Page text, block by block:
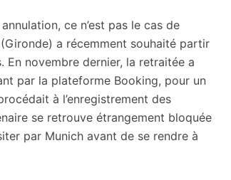
ce n’est pas le cas de
a récemment souhaité partir
En novembre dernier, la retraitée a
par la plateforme Booking, pour un
à l’enregistrement des
se retrouve étrangement bloquée
par Munich avant de se rendre à